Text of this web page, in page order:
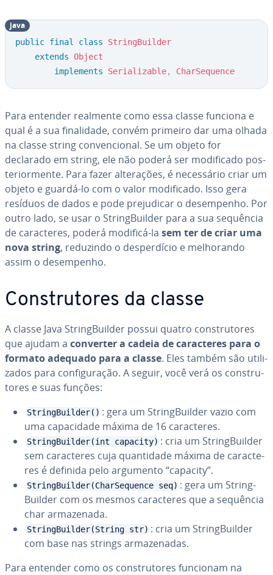
public final class
StringBuilder
extends Object
implements
Serializable, CharSequence
java
Para entender realmente como essa classe funciona e
qual é a sua fi­na­li­dade, convém primeiro dar uma olhada
na classe string con­ven­ci­o­nal. Se um objeto for
declarado em string, ele não poderá ser mo­di­fi­cado pos­
te­ri­or­mente. Para fazer al­te­ra­ções, é ne­ces­sá­rio criar um
objeto e guardá-lo com o valor mo­di­fi­cado. Isso gera
resíduos de dados e pode pre­ju­di­car o de­sem­pe­nho. Por
outro lado, se usar o String­Buil­der para a sua sequência
de ca­rac­te­res, poderá modificá-la sem ter de criar uma
nova string, reduzindo o des­per­dí­cio e me­lho­rando
assim o de­sem­pe­nho.
Cons­tru­to­res da classe
A classe Java String­Buil­der possui quatro cons­tru­to­res
que ajudam a converter a cadeia de ca­rac­te­res para o
formato adequado para a classe. Eles também são uti­li­
za­dos para con­fi­gu­ra­ção. A seguir, você verá os cons­tru­
to­res e suas funções:
StringBuilder() : gera um String­Buil­der vazio com
uma ca­pa­ci­dade máxima de 16 ca­rac­te­res.
StringBuilder(int capacity) : cria um String­Buil­der
sem ca­rac­te­res cuja quan­ti­dade máxima de ca­rac­te­
res é definida pelo argumento “capacity”.
StringBuilder(CharSequence seq) : gera um String­
Buil­der com os mesmos ca­rac­te­res que a sequência
char ar­ma­ze­nada.
StringBuilder(String str) : cria um String­Buil­der
com base nas strings ar­ma­ze­na­das.
Para entender como os cons­tru­to­res funcionam na